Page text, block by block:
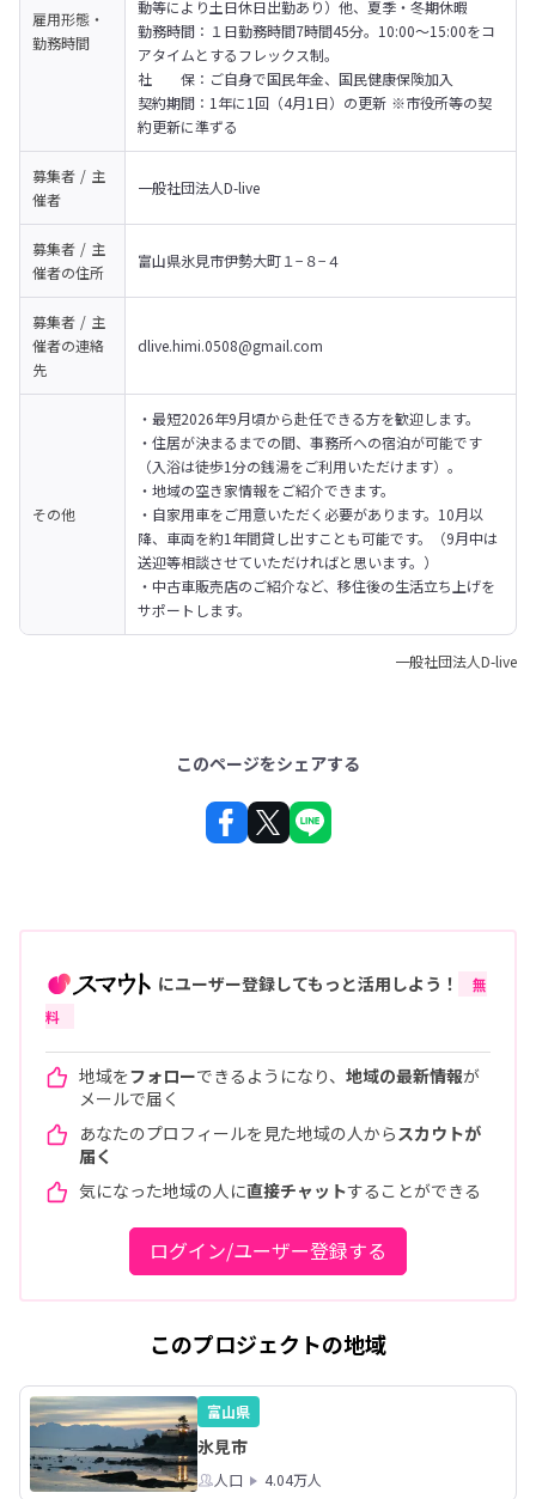
雇用形態・
勤務時間
動等により土日休日出勤あり）他、夏季・冬期休暇
勤務時間：１日勤務時間7時間45分。10:00～15:00をコ
アタイムとするフレックス制。
社　　保：ご自身で国民年金、国民健康保険加入
契約期間：1年に1回（4月1日）の更新 ※市役所等の契
約更新に準ずる
募集者 / 主
催者
一般社団法人D-live
募集者 / 主
催者の住所
富山県氷見市伊勢大町１−８−４
募集者 / 主
催者の連絡
先
dlive.himi.0508@gmail.com
その他
・最短2026年9月頃から赴任できる方を歓迎します。
・住居が決まるまでの間、事務所への宿泊が可能です
（入浴は徒歩1分の銭湯をご利用いただけます）。
・地域の空き家情報をご紹介できます。
・自家用車をご用意いただく必要があります。10月以
降、車両を約1年間貸し出すことも可能です。（9月中は
送迎等相談させていただければと思います。）
・中古車販売店のご紹介など、移住後の生活立ち上げを
サポートします。
一般社団法人D-live
このページをシェアする
にユーザー登録してもっと活用しよう！
無
料
地域をフォローできるようになり、 地域の最新情報が
メールで届く
あなたのプロフィールを見た地域の人から スカウトが
届く
気になった地域の人に直接チャットすることができる
ログイン/ユーザー登録する
このプロジェクトの地域
富山県
氷見市
人口 4.04万人